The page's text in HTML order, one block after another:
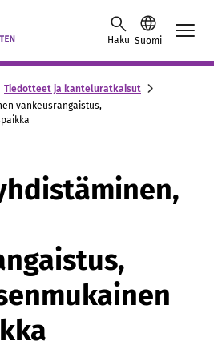
Haku Suomi
Tiedotteet ja kanteluratkaisut
vankeusrangaistus,